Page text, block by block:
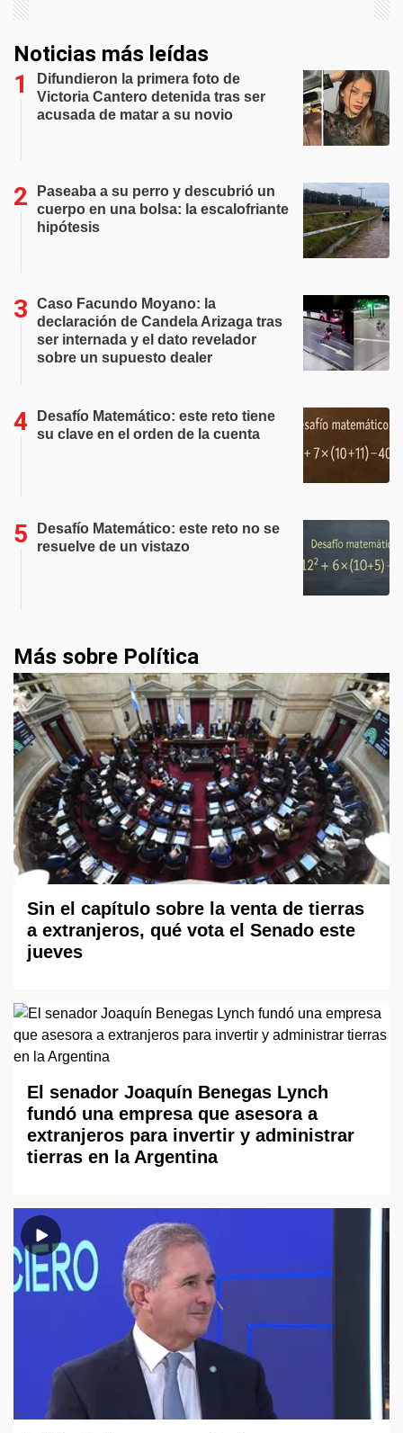
Noticias más leídas
Difundieron la primera foto de
Victoria Cantero detenida tras ser
acusada de matar a su novio
Paseaba a su perro y descubrió un
cuerpo en una bolsa: la escalofriante
hipótesis
Caso Facundo Moyano: la
declaración de Candela Arizaga tras
ser internada y el dato revelador
sobre un supuesto dealer
Desafío Matemático: este reto tiene
su clave en el orden de la cuenta
Desafío Matemático: este reto no se
resuelve de un vistazo
Más sobre Política
Sin el capítulo sobre la venta de tierras
a extranjeros, qué vota el Senado este
jueves
El senador Joaquín Benegas Lynch
fundó una empresa que asesora a
extranjeros para invertir y administrar
tierras en la Argentina